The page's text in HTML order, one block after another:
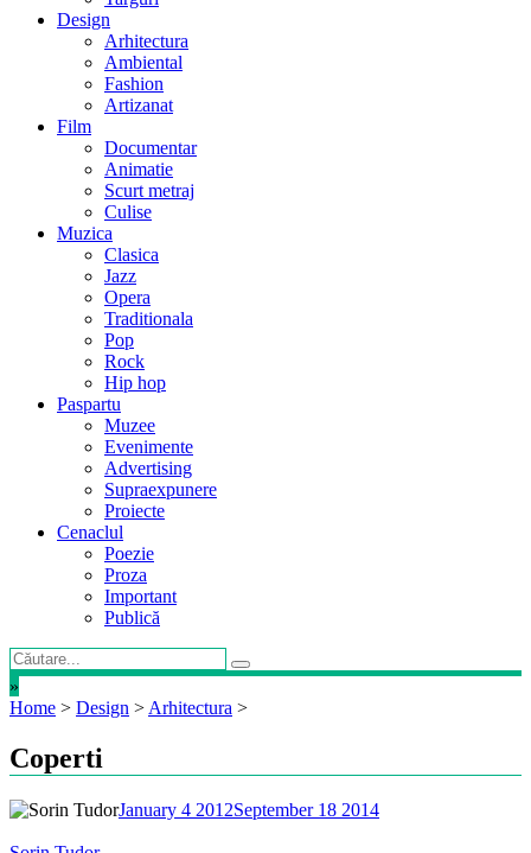
Design
Arhitectura
Ambiental
Fashion
Artizanat
Film
Documentar
Animatie
Scurt metraj
Culise
Muzica
Clasica
Jazz
Opera
Traditionala
Pop
Rock
Hip hop
Paspartu
Muzee
Evenimente
Advertising
Supraexpunere
Proiecte
Cenaclul
Poezie
Proza
Important
Publică
»
Home > Design > Arhitectura >
Coperti
January 4 2012September 18 2014